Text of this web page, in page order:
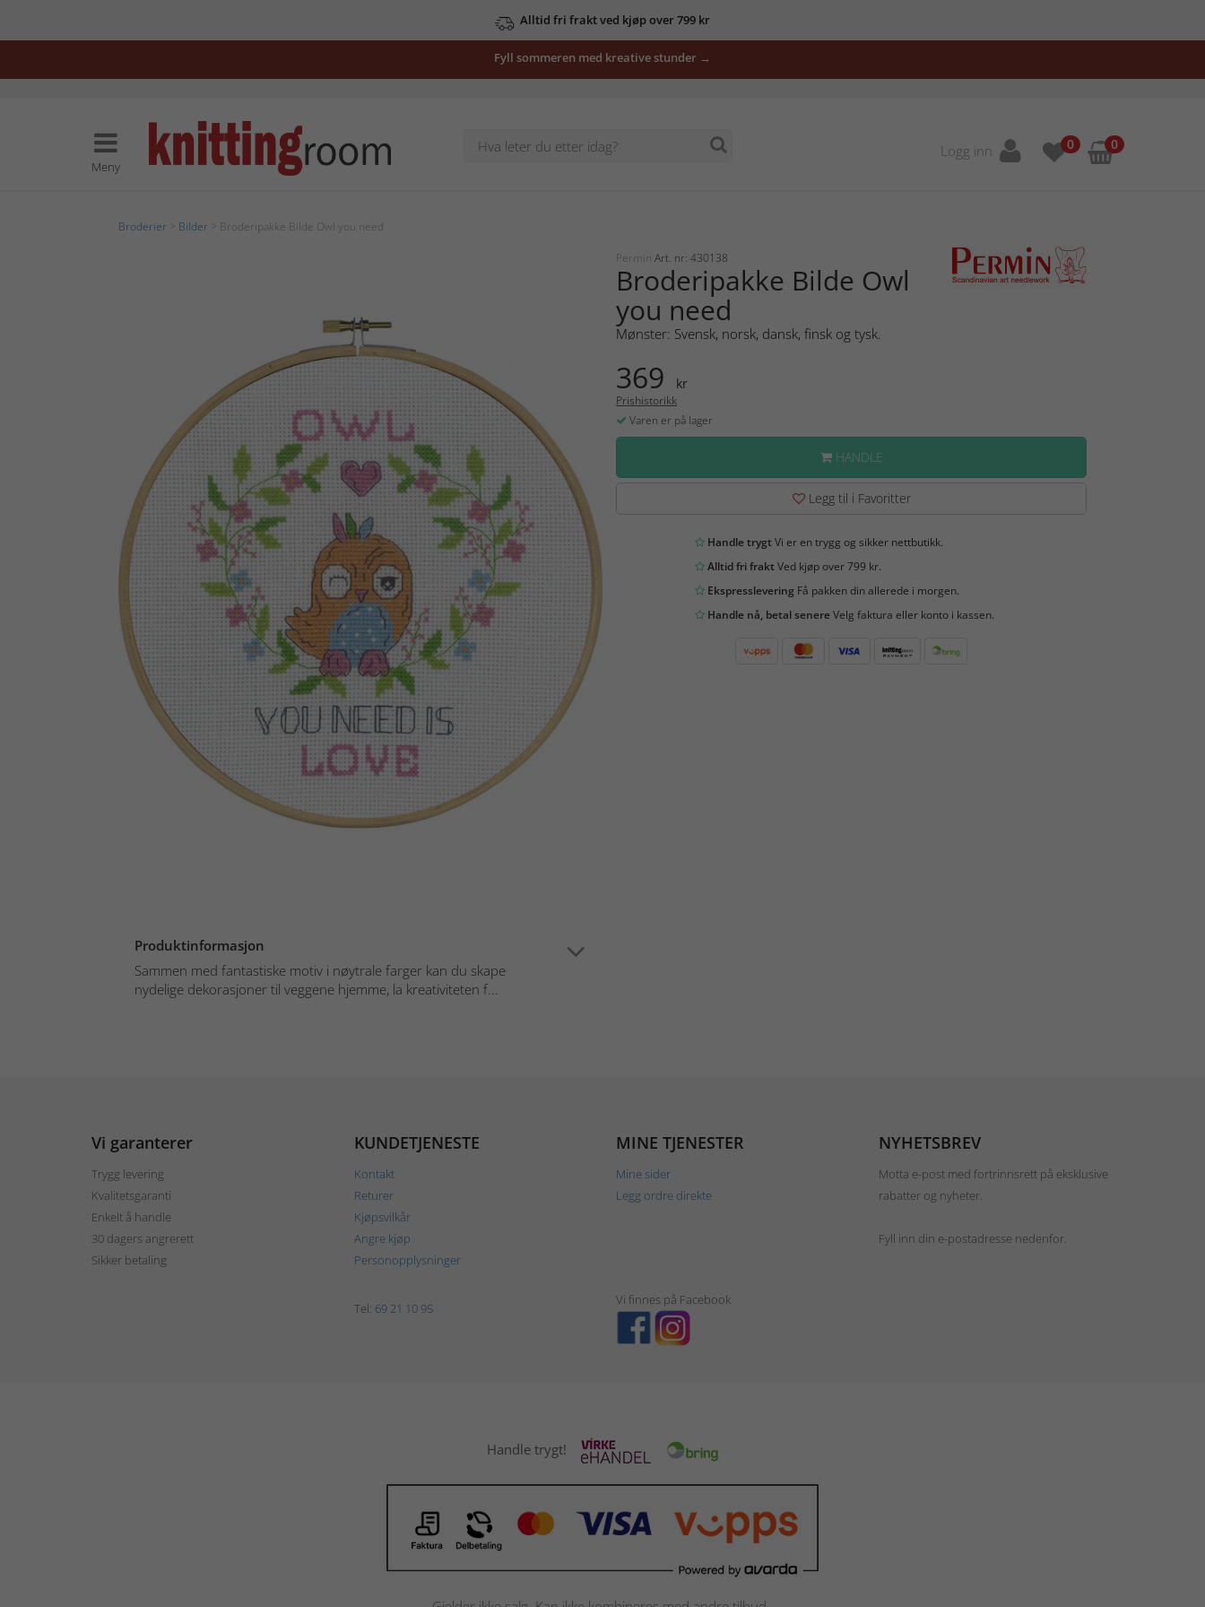
Alltid fri frakt ved kjøp over 799 kr
Fyll sommeren med kreative stunder →
Meny
Logg inn 0 0
Broderier Bilder > Broderipakke Bilde Owl you need
Produktinformasjon
Sammen med fantastiske motiv i nøytrale farger kan du skape
nydelige dekorasjoner til veggene hjemme, la kreativiteten f...
Permin Art. nr: 430138
Broderipakke Bilde Owl
you need
Mønster: Svensk, norsk, dansk, finsk og tysk.
369 kr
Prishistorikk
Varen er på lager
HANDLE
Legg til i Favoritter
Handle trygtVi er en trygg og sikker nettbutikk.
Alltid fri fraktVed kjøp over 799 kr.
EkspressleveringFå pakken din allerede i morgen.
Handle nå, betal senereVelg faktura eller konto i kassen.
Vi garanterer
Trygg levering
Kvalitetsgaranti
Enkelt å handle
30 dagers angrerett
Sikker betaling
KUNDETJENESTE
Kontakt
Returer
Kjøpsvilkår
Angre kjøp
Personopplysninger
MINE TJENESTER
Mine sider
Legg ordre direkte
NYHETSBREV
Motta e-post med fortrinnsrett på eksklusive
rabatter og nyheter.
Fyll inn din e-postadresse nedenfor.
Tel: 69 21 10 95
Vi finnes på Facebook
Handle trygt!